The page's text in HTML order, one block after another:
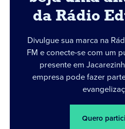
da Rádio
Divulgue sua marca na
FM e conecte-se com um
presente em
empresa pode fazer
Quero